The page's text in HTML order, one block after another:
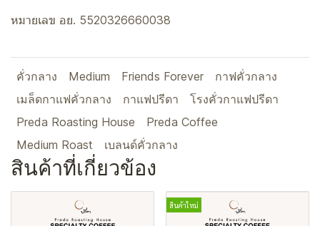
หมายเลข อย. 5520326660038
คั่วกลาง Medium Friends Forever
กาฟคั่วกลาง
เมล็ดกาแฟคั่วกลาง
กาแฟปรีดา
โรงคั่วกาแฟปรีดา
Preda Roasting House
Preda Coffee
Medium Roast
เบลนด์คั่วกลาง
สินค้าที่เกี่ยวข้อง
สินค้าใหม่